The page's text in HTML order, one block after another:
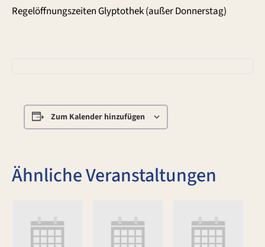
Regelöffnungszeiten Glyptothek (außer Donnerstag)
Zum Kalender hinzufügen
Ähnliche Veranstaltungen